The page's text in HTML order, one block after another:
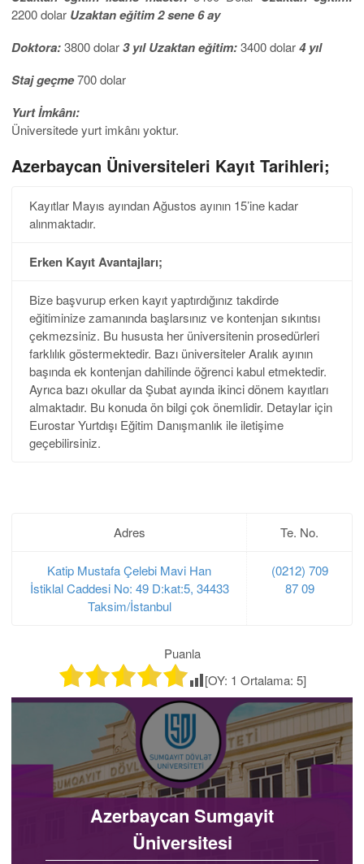
2200 dolar Uzaktan eğitim 2 sene 6 ay
Doktora:3800 dolar3 yıl Uzaktan eğitim:3400 dolar4 yıl
Staj geçme700 dolar
Yurt İmkânı:
Üniversitede yurt imkânı yoktur.
Azerbaycan Üniversiteleri Kayıt Tarihleri;
Kayıtlar Mayıs ayından Ağustos ayının 15’ine kadar
alınmaktadır.
Erken Kayıt Avantajları;
Bize başvurup erken kayıt yaptırdığınız takdirde
eğitiminize zamanında başlarsınız ve kontenjan sıkıntısı
çekmezsiniz. Bu hususta her üniversitenin prosedürleri
farklılık göstermektedir. Bazı üniversiteler Aralık ayının
başında ek kontenjan dahilinde öğrenci kabul etmektedir.
Ayrıca bazı okullar da Şubat ayında ikinci dönem kayıtları
almaktadır. Bu konuda ön bilgi çok önemlidir. Detaylar için
Eurostar Yurtdışı Eğitim Danışmanlık ile iletişime
geçebilirsiniz.
Adres Te. No.
Katip Mustafa Çelebi Mavi Han
İstiklal Caddesi No: 49 D:kat:5, 34433
Taksim/İstanbul
(0212) 709
87 09
Puanla
[OY: 1 Ortalama: 5]
Azerbaycan Sumgayit
Üniversitesi